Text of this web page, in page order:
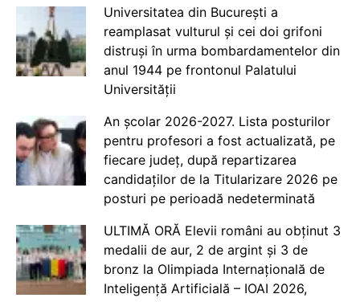
Universitatea din București a
reamplasat vulturul și cei doi grifoni
distruși în urma bombardamentelor din
anul 1944 pe frontonul Palatului
Universității
An școlar 2026-2027. Lista posturilor
pentru profesori a fost actualizată, pe
fiecare județ, după repartizarea
candidaților de la Titularizare 2026 pe
posturi pe perioadă nedeterminată
ULTIMĂ ORĂ Elevii români au obținut 3
medalii de aur, 2 de argint și 3 de
bronz la Olimpiada Internațională de
Inteligență Artificială – IOAI 2026,